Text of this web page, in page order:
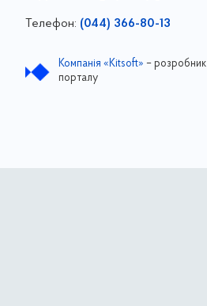
Телефон: (044) 366-80-13
Компанія «Kitsoft» – розробник
порталу